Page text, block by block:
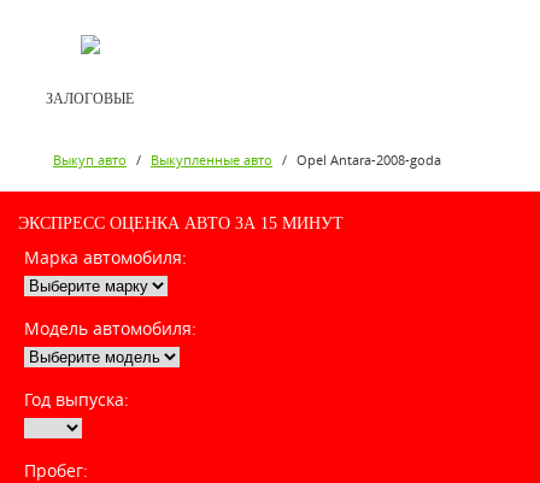
ЗАЛОГОВЫЕ
Выкуп авто / Выкупленные авто / Opel Antara-2008-goda
ЭКСПРЕСС ОЦЕНКА АВТО ЗА 15 МИНУТ
Марка автомобиля:
Модель автомобиля:
Год выпуска:
Пробег: